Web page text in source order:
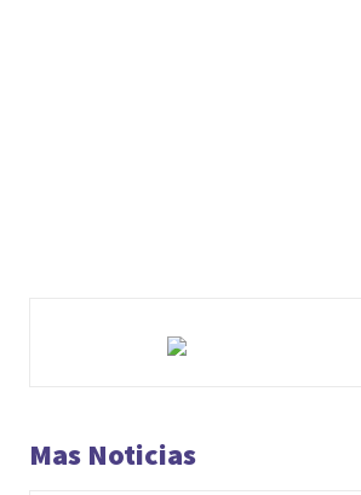
Mas Noticias